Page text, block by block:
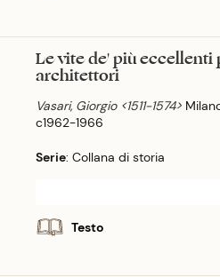
Le vite de' più
architettori
Vasari, Giorgio <1511-1574>
c1962-1966
Serie: Collana di storia
Testo